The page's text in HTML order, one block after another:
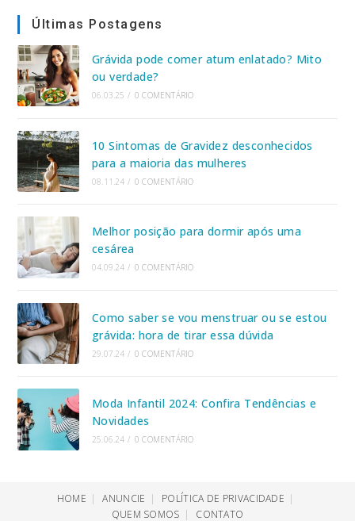
Últimas Postagens
Grávida pode comer atum enlatado? Mito
ou verdade?
06.03.25 / 0 COMENTÁRIO
10 Sintomas de Gravidez desconhecidos
para a maioria das mulheres
08.11.24 / 0 COMENTÁRIO
Melhor posição para dormir após uma
cesárea
04.09.24 / 0 COMENTÁRIO
Como saber se vou menstruar ou se estou
grávida: hora de tirar essa dúvida
29.07.24 / 0 COMENTÁRIO
Moda Infantil 2024: Confira Tendências e
Novidades
25.06.24 / 0 COMENTÁRIO
HOME ANUNCIE
POLÍTICA DE PRIVACIDADE
QUEM SOMOS
CONTATO